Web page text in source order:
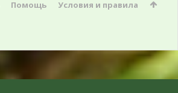
Помощь Условия и правила